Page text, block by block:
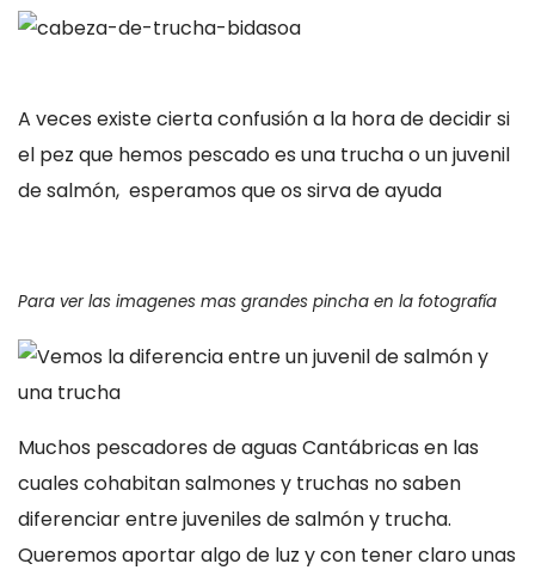
A veces existe cierta confusión a la hora de decidir si
el pez que hemos pescado es una trucha o un juvenil
de salmón, esperamos que os sirva de ayuda
Para ver las imagenes mas grandes pincha en la fotografía
Muchos pescadores de aguas Cantábricas en las
cuales cohabitan salmones y truchas no saben
diferenciar entre juveniles de salmón y trucha.
Queremos aportar algo de luz y con tener claro unas